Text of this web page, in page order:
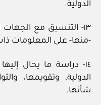
الدولية.
١٣- التنسيق مع
-منها- على المعلومات
١٤- دراسة ما يحال
الدولية، وتقويمها،
شأنها.